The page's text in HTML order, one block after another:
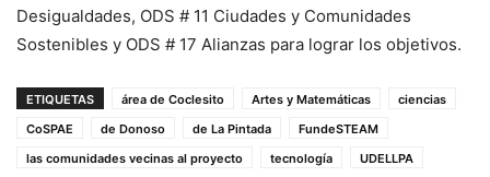
Desigualdades, ODS # 11 Ciudades y Comunidades
Sostenibles y ODS # 17 Alianzas para lograr los objetivos.
ETIQUETAS área de Coclesito Artes y Matemáticas
ciencias
CoSPAE
de Donoso de La Pintada
FundeSTEAM
las comunidades vecinas al proyecto
tecnología UDELLPA